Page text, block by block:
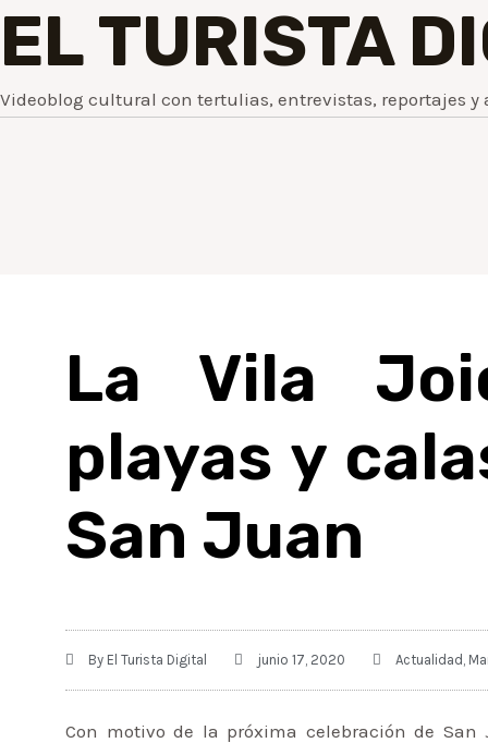
EL TURISTA
Videoblog cultural con tertulias, entrevistas, reportajes y
La Vila
playas y
San Juan
By El Turista Digital junio 17, 2020 Actualidad
Con motivo de la próxima celebración de